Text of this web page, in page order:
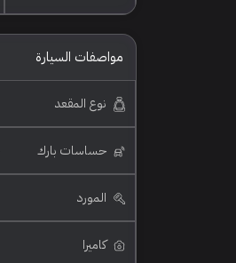
مواصفات السيارة
نوع المقعد
حساسات بارك
المورد
كاميرا